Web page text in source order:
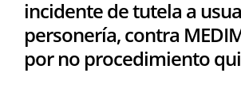
incidente de tutela a
personería, contra
por no procedimiento